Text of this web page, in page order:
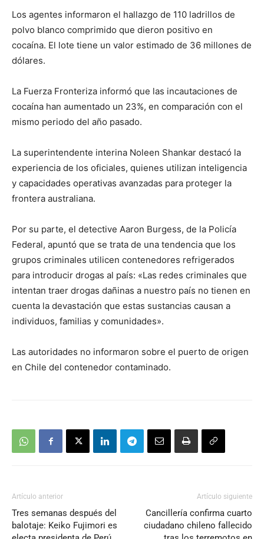
Los agentes informaron el hallazgo de 110 ladrillos de
polvo blanco comprimido que dieron positivo en
cocaína. El lote tiene un valor estimado de 36 millones de
dólares.
La Fuerza Fronteriza informó que las incautaciones de
cocaína han aumentado un 23%, en comparación con el
mismo periodo del año pasado.
La superintendente interina Noleen Shankar destacó la
experiencia de los oficiales, quienes utilizan inteligencia
y capacidades operativas avanzadas para proteger la
frontera australiana.
Por su parte, el detective Aaron Burgess, de la Policía
Federal, apuntó que se trata de una tendencia que los
grupos criminales utilicen contenedores refrigerados
para introducir drogas al país: «Las redes criminales que
intentan traer drogas dañinas a nuestro país no tienen en
cuenta la devastación que estas sustancias causan a
individuos, familias y comunidades».
Las autoridades no informaron sobre el puerto de origen
en Chile del contenedor contaminado.
Artículo anterior
Tres semanas después del
balotaje: Keiko Fujimori es
Artículo siguiente
Cancillería confirma cuarto
ciudadano chileno fallecido